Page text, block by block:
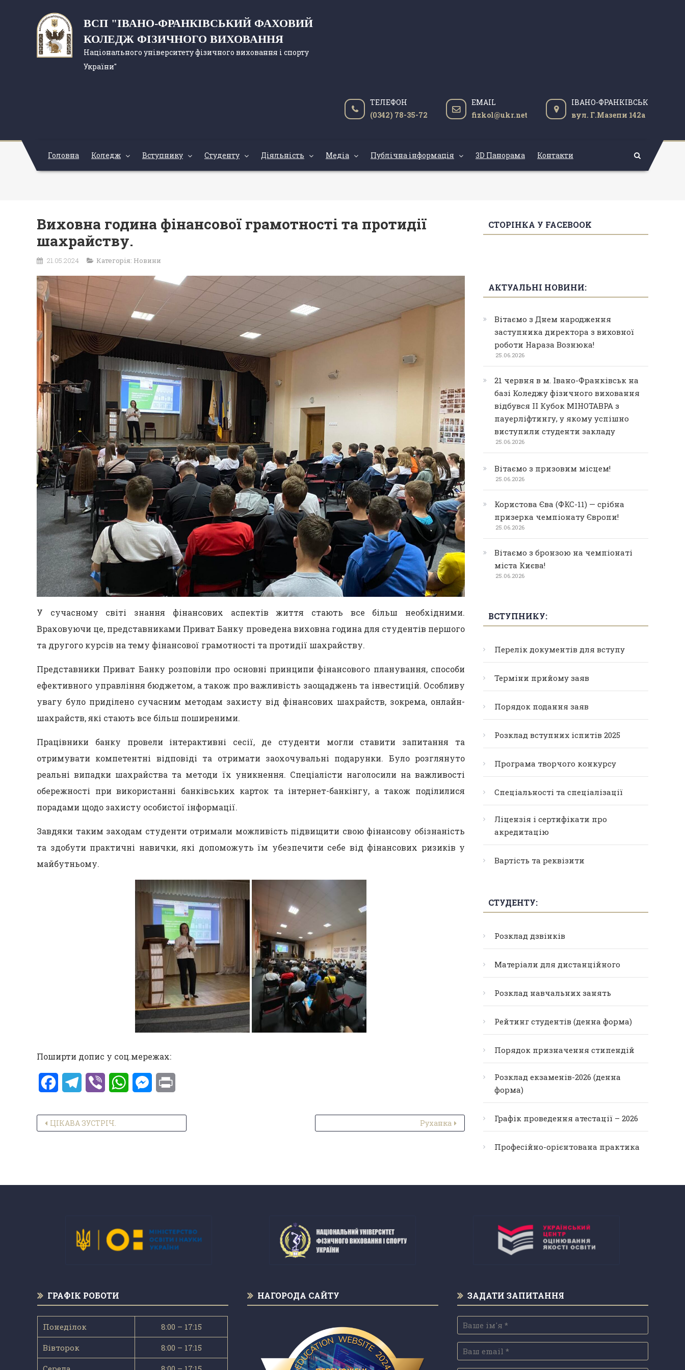
ВСП "ІВАНО-ФРАНКІВСЬКИЙ ФАХОВИЙ
КОЛЕДЖ ФІЗИЧНОГО ВИХОВАННЯ
Національного університету фізичного виховання і спорту
України"
ТЕЛЕФОН
(0342) 78-35-72
EMAIL
fizkol@ukr.net
ІВАНО-ФРАНКІВСЬК
вул. Г.Мазепи 142а
Головна Коледж Вступнику Студенту Діяльність Медіа Публічна інформація 3D Панорама Контакти
Виховна година фінансової грамотності та протидії
шахрайству.
21.05.2024 Категорія: Новини
У сучасному світі знання фінансових аспектів життя стають все більш необхідними.
Враховуючи це, представниками Приват Банку проведена виховна година для студентів першого
та другого курсів на тему фінансової грамотності та протидії шахрайству.
Представники Приват Банку розповіли про основні принципи фінансового планування, способи
ефективного управління бюджетом, а також про важливість заощаджень та інвестицій. Особливу
увагу було приділено сучасним методам захисту від фінансових шахрайств, зокрема, онлайн-
шахрайств, які стають все більш поширеними.
Працівники банку провели інтерактивні сесії, де студенти могли ставити запитання та
отримувати компетентні відповіді та отримати заохочувальні подарунки. Було розглянуто
реальні випадки шахрайства та методи їх уникнення. Спеціалісти наголосили на важливості
обережності при використанні банківських карток та інтернет-банкінгу, а також поділилися
порадами щодо захисту особистої інформації.
Завдяки таким заходам студенти отримали можливість підвищити свою фінансову обізнаність
та здобути практичні навички, які допоможуть їм убезпечити себе від фінансових ризиків у
майбутньому.
Поширти допис у соц.мережах:
FacebookTelegram
Viber WhatsAppMessenger
Навігація записів
ЦІКАВА ЗУСТРІЧ. Руханка
СТОРІНКА У FACEBOOK
АКТУАЛЬНІ НОВИНИ:
Вітаємо з Днем народження
заступника директора з виховної
роботи Нараза Вознюка!
25.06.2026
21 червня в м. Івано-Франківськ на
базі Коледжу фізичного виховання
відбувся ІІ Кубок МІНОТАВРА з
пауерліфтингу, у якому успішно
виступили студенти закладу
25.06.2026
Вітаємо з призовим місцем!
25.06.2026
Користова Єва (ФКС-11) — срібна
призерка чемпіонату Європи!
25.06.2026
Вітаємо з бронзою на чемпіонаті
міста Києва!
25.06.2026
ВСТУПНИКУ:
Перелік документів для вступу
Терміни прийому заяв
Порядок подання заяв
Розклад вступних іспитів 2025
Програма творчого конкурсу
Спеціальності та спеціалізації
Ліцензія і сертифікати про
акредитацію
Вартість та реквізити
СТУДЕНТУ:
Розклад дзвінків
Матеріали для дистанційного
Розклад навчальних занять
Рейтинг студентів (денна форма)
Порядок призначення стипендій
Розклад екзаменів-2026 (денна
форма)
Графік проведення атестації – 2026
Професійно-орієнтована практика
ГРАФІК РОБОТИ
Понеділок 8:00 – 17:15
Вівторок 8:00 – 17:15
НАГОРОДА САЙТУ ЗАДАТИ ЗАПИТАННЯ